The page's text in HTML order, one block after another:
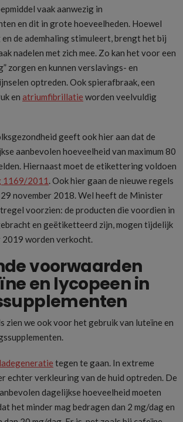
vaak aanwezig in
en dit in grote hoeveelheden. Hoewel
de ademhaling stimuleert, brengt het bij
nadelen met zich mee. Zo kan het voor een
zorgen en kunnen verslavings- en
optreden. Ook spierafbraak, een
en atriumfibrillatie worden veelvuldig
geeft ook hier aan dat de
aanbevolen hoeveelheid van maximum 80
Hiernaast moet de etikettering voldoen
1169/2011 . Ook hier gaan de nieuwe regels
november 2018. Wel heeft de Minister
voorzien: de producten die voordien in
en geëtiketteerd zijn, mogen tijdelijk
worden verkocht.
voorwaarden
en lycopeen in
zien we ook voor het gebruik van luteïne en
tegen te gaan. In extreme
echter verkleuring van de huid optreden. De
dagelijkse hoeveelheid moeten
het minder mag bedragen dan 2 mg/dag en